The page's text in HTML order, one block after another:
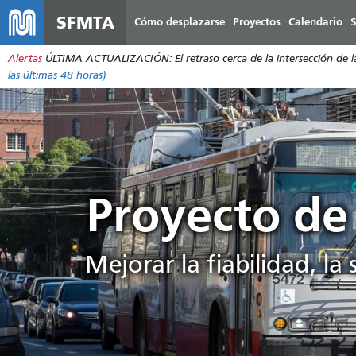
SFMTA Cómo desplazarse Proyectos Calendario
Alertas ÚLTIMA ACTUALIZACIÓN: El retraso cerca de la intersección
las últimas 48 horas)
Proyecto
Mejorar la fiabilidad, la